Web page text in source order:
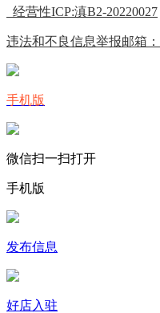
经营性ICP:滇B2-20220027
违法和不良信息举报邮箱：
手机版
微信扫一扫打开
手机版
发布信息
好店入驻